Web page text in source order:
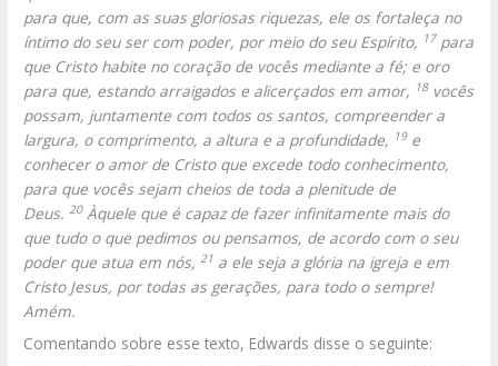
para que, com as suas gloriosas riquezas, ele os fortaleça no
íntimo do seu ser com poder, por meio do seu Espírito, 17para
que Cristo habite no coração de vocês mediante a fé; e oro
para que, estando arraigados e alicerçados em amor, 18vocês
possam, juntamente com todos os santos, compreender a
largura, o comprimento, a altura e a profundidade, 19e
conhecer o amor de Cristo que excede todo conhecimento,
para que vocês sejam cheios de toda a plenitude de
Deus.20Àquele que é capaz de fazer infinitamente mais do
que tudo o que pedimos ou pensamos, de acordo com o seu
poder que atua em nós,21 a ele seja a glória na igreja e em
Cristo Jesus, por todas as gerações, para todo o sempre!
Amém.
Comentando sobre esse texto, Edwards disse o seguinte: